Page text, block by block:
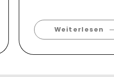
Weiterlesen